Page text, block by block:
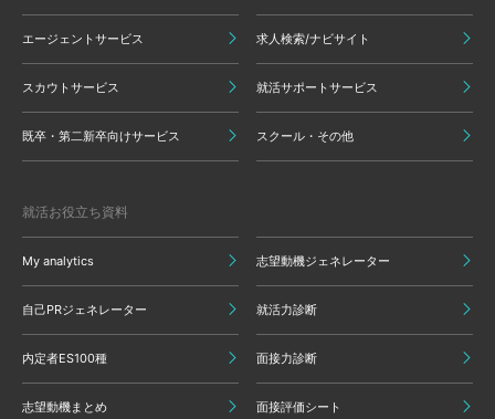
エージェントサービス 求人検索/ナビサイト
スカウトサービス 就活サポートサービス
既卒・第二新卒向けサービス スクール・その他
就活お役立ち資料
My analytics 志望動機ジェネレーター
自己PRジェネレーター 就活力診断
内定者ES100種 面接力診断
志望動機まとめ 面接評価シート